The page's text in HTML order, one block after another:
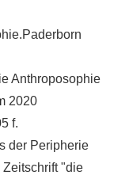
Anthroposophie
2020
f.
der Peripherie
Zeitschrift "die